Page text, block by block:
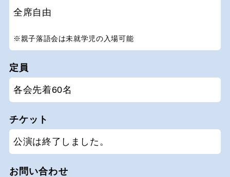
全席自由
※親子落語会は未就学児の入場可能
定員
各会先着60名
チケット
公演は終了しました。
お問い合わせ